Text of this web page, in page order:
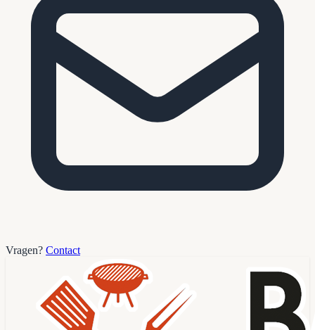
Vragen? Contact